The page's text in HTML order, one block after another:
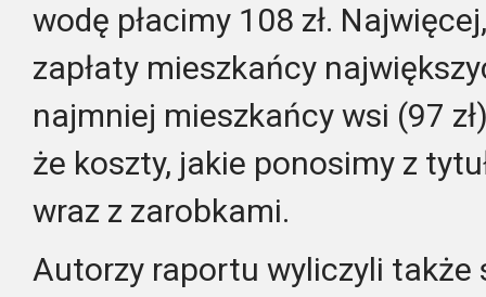
wodę płacimy 108 zł.
zapłaty mieszkańcy
najmniej mieszkańcy wsi (97
że koszty, jakie ponosimy z
wraz z zarobkami.
Autorzy raportu wyliczyli także